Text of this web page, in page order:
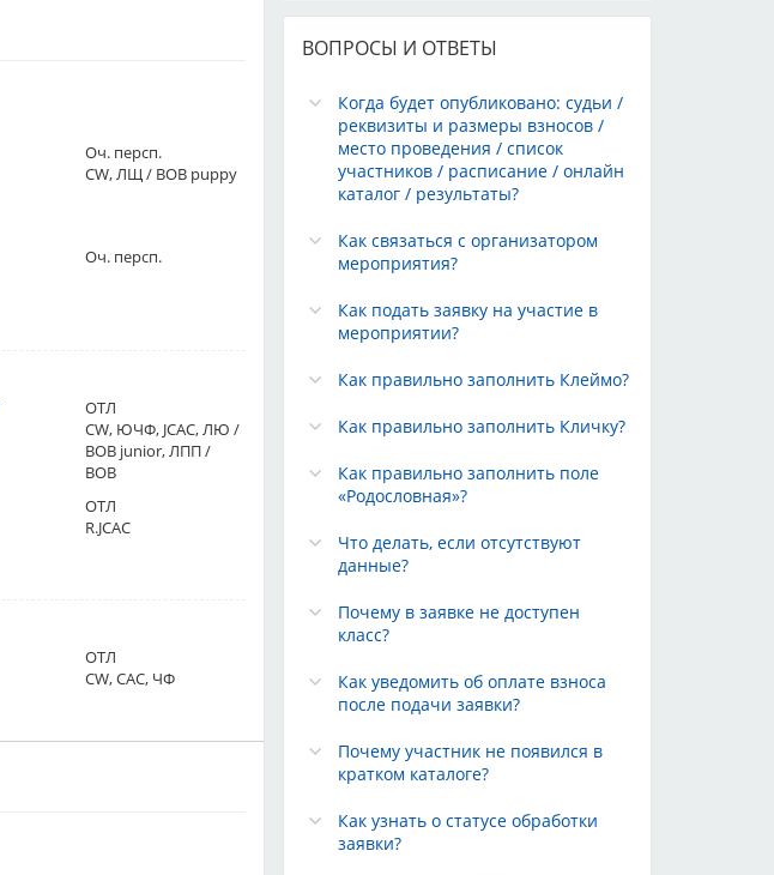
Оч. персп.
CW, ЛЩ / BOB puppy
Оч. персп.
ОТЛ
CW, ЮЧФ, JCAC, ЛЮ /
BOB junior, ЛПП /
BOB
ОТЛ
R.JCAC
ОТЛ
CW, CAC, ЧФ
ВОПРОСЫ И ОТВЕТЫ
Когда будет опубликовано: судьи /
реквизиты и размеры взносов /
место проведения / список
участников / расписание / онлайн
каталог / результаты?
Как связаться с организатором
мероприятия?
Как подать заявку на участие в
мероприятии?
Как правильно заполнить Клеймо?
Как правильно заполнить Кличку?
Как правильно заполнить поле
«Родословная»?
Что делать, если отсутствуют
данные?
Почему в заявке не доступен
класс?
Как уведомить об оплате взноса
после подачи заявки?
Почему участник не появился в
кратком каталоге?
Как узнать о статусе обработки
заявки?